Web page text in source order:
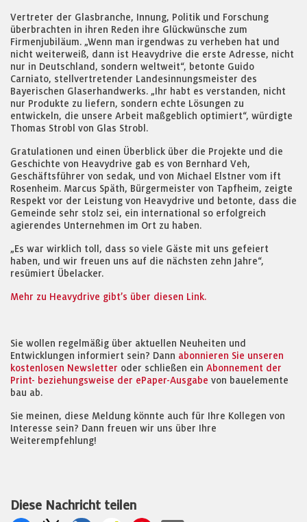
Vertreter der Glasbranche, Innung, Politik und Forschung
überbrachten in ihren Reden ihre Glückwünsche zum
Firmenjubiläum. „Wenn man irgendwas zu verheben hat und
nicht weiterweiß, dann ist Heavydrive die erste Adresse, nicht
nur in Deutschland, sondern weltweit“, betonte Guido
Carniato, stellvertretender Landesinnungsmeister des
Bayerischen Glaserhandwerks. „Ihr habt es verstanden, nicht
nur Produkte zu liefern, sondern echte Lösungen zu
entwickeln, die unsere Arbeit maßgeblich optimiert“, würdigte
Thomas Strobl von Glas Strobl.
Gratulationen und einen Überblick über die Projekte und die
Geschichte von Heavydrive gab es von Bernhard Veh,
Geschäftsführer von sedak, und von Michael Elstner vom ift
Rosenheim. Marcus Späth, Bürgermeister von Tapfheim, zeigte
Respekt vor der Leistung von Heavydrive und betonte, dass die
Gemeinde sehr stolz sei, ein international so erfolgreich
agierendes Unternehmen im Ort zu haben.
„Es war wirklich toll, dass so viele Gäste mit uns gefeiert
haben, und wir freuen uns auf die nächsten zehn Jahre“,
resümiert Übelacker.
Mehr zu Heavydrive gibt’s über diesen Link.
Sie wollen regelmäßig über aktuellen Neuheiten und
Entwicklungen informiert sein? Dann abonnieren Sie unseren
kostenlosen Newsletter oder schließen ein Abonnement der
Print- beziehungsweise der ePaper-Ausgabe von bauelemente
bau ab.
Sie meinen, diese Meldung könnte auch für Ihre Kollegen von
Interesse sein? Dann freuen wir uns über Ihre
Weiterempfehlung!
Diese Nachricht teilen